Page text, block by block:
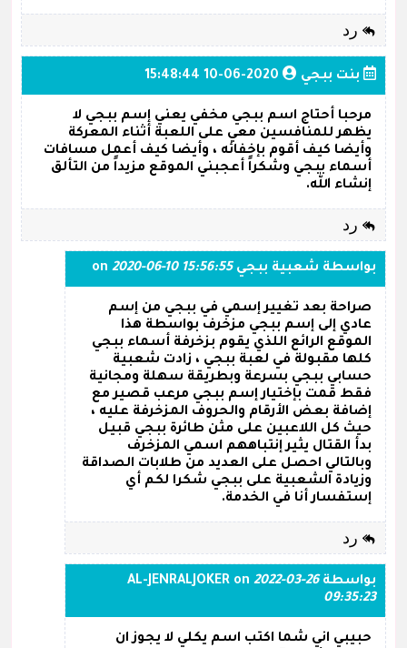
رد
بنت ببجي 2020-06-10 15:48:44
مرحبا أحتاج اسم ببجي مخفي يعني إسم ببجي لا
يظهر للمنافسين معي على اللعبة أثناء المعركة
وأيضا كيف أقوم بإخفائه ، وأيضا كيف أعمل مسافات
أسماء ببجي وشكراً أعجبني الموقع مزيداً من التألق
إنشاء الله.
رد
بواسطة شعبية ببجي on
2020-06-10 15:56:55
صراحة بعد تغيير إسمي في ببجي من إسم
عادي إلى إسم ببجي مزخرف بواسطة هذا
الموقع الرائع اللذي يقوم بزخرفة أسماء ببجي
كلها مقبولة في لعبة ببجي ، زادت شعبية
حسابي ببجي بسرعة وبطريقة سهلة ومجانية
فقط قمت بإختيار إسم ببجي مرعب قصير مع
إضافة بعض الأرقام والحروف المزخرفة عليه ،
حيث كل اللاعبين على مثن طائرة ببجي قبيل
بدأ القتال يثير إنتباههم اسمي المزخرف
وبالتالي احصل على العديد من طلابات الصداقة
وزيادة الشعبية على ببجي شكرا لكم أي
إستفسار أنا في الخدمة.
رد
بواسطة AL-JENRALJOKER on 2022-03-26
09:35:23
حبيبي اني شما اكتب اسم يكلي لا يجوز ان